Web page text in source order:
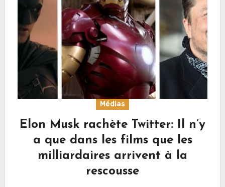
Médias
Elon Musk rachète Twitter: Il n’y
a que dans les films que les
milliardaires arrivent à la
rescousse